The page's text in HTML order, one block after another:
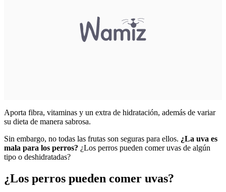
Aporta fibra, vitaminas y un extra de hidratación, además de variar
su dieta de manera sabrosa.
Sin embargo, no todas las frutas son seguras para ellos. ¿La uva es
mala para los perros? ¿Los perros pueden comer uvas de algún
tipo o deshidratadas?
¿Los perros pueden comer uvas?